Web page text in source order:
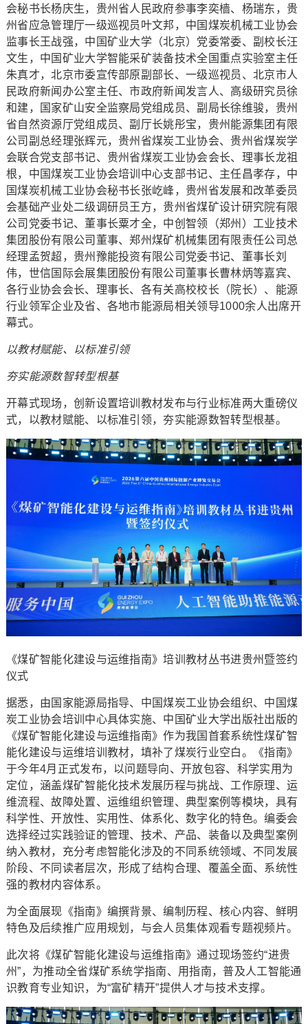
会秘书长杨庆生，贵州省人民政府参事李奕樯、杨瑞东，贵
州省应急管理厅一级巡视员叶文邦，中国煤炭机械工业协会
监事长王战强，中国矿业大学（北京）党委常委、副校长汪
文生，中国矿业大学智能采矿装备技术全国重点实验室主任
朱真才，北京市委宣传部原副部长、一级巡视员、北京市人
民政府新闻办公室主任、市政府新闻发言人、高级研究员徐
和建，国家矿山安全监察局党组成员、副局长徐维骏，贵州
省自然资源厅党组成员、副厅长姚彤宝，贵州能源集团有限
公司副总经理张辉元，贵州省煤炭工业协会、贵州省煤炭学
会联合党支部书记、贵州省煤炭工业协会会长、理事长龙祖
根，中国煤炭工业协会培训中心支部书记、主任昌孝存，中
国煤炭机械工业协会秘书长张屹峰，贵州省发展和改革委员
会基础产业处二级调研员王方，贵州省煤矿设计研究院有限
公司党委书记、董事长粟才全，中创智领（郑州）工业技术
集团股份有限公司董事、郑州煤矿机械集团有限责任公司总
经理孟贺超，贵州豫能投资有限公司党委书记、董事长刘
伟，世信国际会展集团股份有限公司董事长曹林炳等嘉宾、
各行业协会会长、理事长、各有关高校校长（院长）、能源
行业领军企业及省、各地市能源局相关领导1000余人出席开
幕式。
以教材赋能、以标准引领
夯实能源数智转型根基
开幕式现场，创新设置培训教材发布与行业标准两大重磅仪
式，以教材赋能、以标准引领，夯实能源数智转型根基。
《煤矿智能化建设与运维指南》培训教材丛书进贵州暨签约
仪式
据悉，由国家能源局指导、中国煤炭工业协会组织、中国煤
炭工业协会培训中心具体实施、中国矿业大学出版社出版的
《煤矿智能化建设与运维指南》作为我国首套系统性煤矿智
能化建设与运维培训教材，填补了煤炭行业空白。《指南》
于今年4月正式发布，以问题导向、开放包容、科学实用为
定位，涵盖煤矿智能化技术发展历程与挑战、工作原理、运
维流程、故障处置、运维组织管理、典型案例等模块，具有
科学性、开放性、实用性、体系化、数字化的特色。编委会
选择经过实践验证的管理、技术、产品、装备以及典型案例
纳入教材，充分考虑智能化涉及的不同系统领域、不同发展
阶段、不同读者层次，形成了结构合理、覆盖全面、系统性
强的教材内容体系。
为全面展现《指南》编撰背景、编制历程、核心内容、鲜明
特色及后续推广应用规划，与会人员集体观看专题视频片。
此次将《煤矿智能化建设与运维指南》通过现场签约“进贵
州”，为推动全省煤矿系统学指南、用指南，普及人工智能通
识教育专业知识，为“富矿精开”提供人才与技术支撑。